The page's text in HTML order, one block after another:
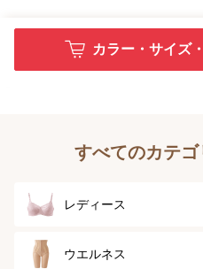
カラー・サイズ
すべてのカテ
レディース
ブラジャー
ウエルネス